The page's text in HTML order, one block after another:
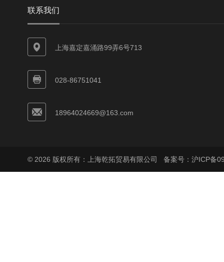
联系我们
上海嘉定嘉涌路99弄6号713
028-86751041
18964024669@163.com
© 2026 版权所有：上海乾拓贸易有限公司 备案号：沪ICP备